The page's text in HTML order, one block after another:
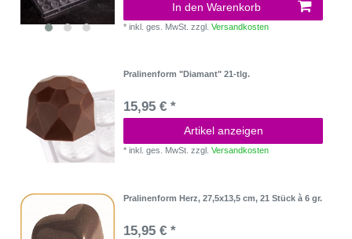
In den Warenkorb
*inkl. ges. MwSt. zzgl.Versandkosten
Pralinenform "Diamant" 21-tlg.
15,95 € *
Artikel anzeigen
*inkl. ges. MwSt. zzgl.Versandkosten
Pralinenform Herz, 27,5x13,5 cm, 21 Stück à 6 gr.
15,95 € *